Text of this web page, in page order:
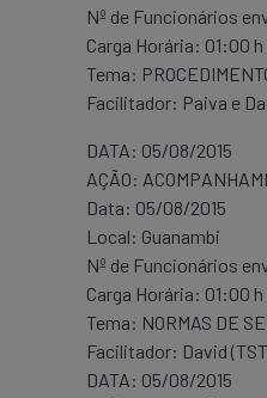
Nº de Funcionários
Carga Horária: 01:00 h
Tema:
Facilitador: Paiva e
DATA: 05/08/2015
AÇÃO:
Data: 05/08/2015
Local: Guanambi
Nº de Funcionários
Carga Horária: 01:00 h
Tema: NORMAS DE
Facilitador: David
DATA: 05/08/2015